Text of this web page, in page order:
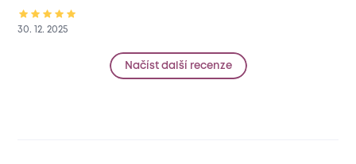
30. 12. 2025
Načíst další recenze